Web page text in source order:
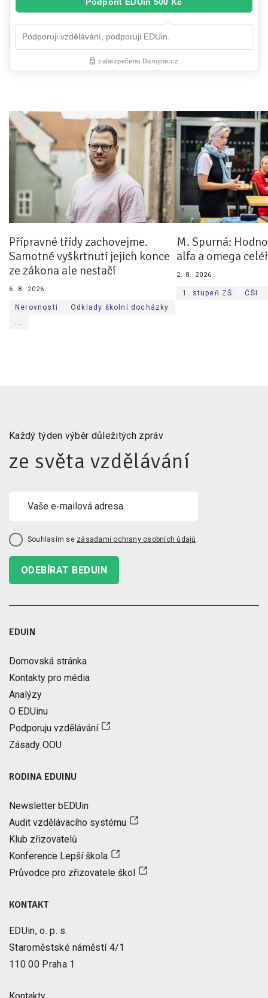
Přípravné třídy zachovejme.
Samotné vyškrtnutí jejich konce
ze zákona ale nestačí
6. 8. 2026
Nerovnosti
Odklady školní docházky
...
M. Spurná:
alfa a omega
2. 8. 2026
1. stupeň ZŠ ČŠI
Každý týden výběr důležitých zpráv
ze světa vzdělávání
Souhlasím se zásadami ochrany osobních údajů .
ODEBÍRAT BEDUIN
EDUIN
Domovská stránka
Kontakty pro média
Analýzy
O EDUinu
Podporuju vzdělávání
Zásady OOU
RODINA EDUINU
Newsletter bEDUin
Audit vzdělávacího systému
Klub zřizovatelů
Konference Lepší škola
Průvodce pro zřizovatele škol
KONTAKT
EDUin, o. p. s.
Staroměstské náměstí 4/1
110 00 Praha 1